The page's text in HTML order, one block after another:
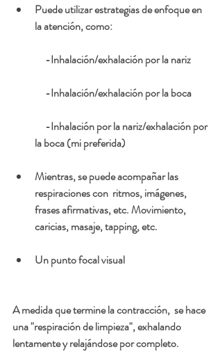
Puede utilizar estrategias de enfoque en
la atención, como:
     -Inhalación/exhalación por la nariz
     -Inhalación/exhalación por la boca
la boca (mi preferida)
Mientras, se puede acompañar las
respiraciones con  ritmos, imágenes,
frases afirmativas, etc. Movimiento,
caricias, masaje, tapping, etc.
Un punto focal visual
A medida que termine la contracción,  se hace
una "respiración de limpieza", exhalando
lentamente y relajándose por completo.